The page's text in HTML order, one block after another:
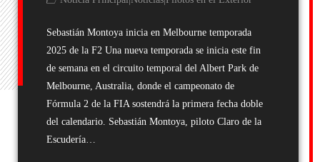
Sebastián Montoya inicia en Melbourne temporada
2025 de la F2 Una nueva temporada se inicia este fin
de semana en el circuito temporal del Albert Park de
Melbourne, Australia, donde el campeonato de
Fórmula 2 de la FIA sostendrá la primera fecha doble
del calendario. Sebastián Montoya, piloto Claro de la
Escudería…